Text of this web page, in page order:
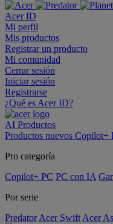
Acer ID
Mi perfil
Mis productos
Registrar un producto
Mi comunidad
Cerrar sesión
Iniciar sesión
Registrarse
¿Qué es Acer ID?
AI Productos
Productos nuevos Copilot+
Pro categoría
Copilot+ PC PC con IA
Por serie
Predator Acer Swift Acer